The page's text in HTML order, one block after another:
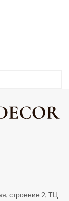
строение 2, ТЦ